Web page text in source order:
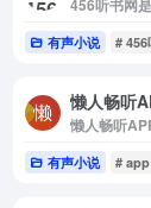
有声小说 #
懒人畅听
懒人畅听
有声小说 # app